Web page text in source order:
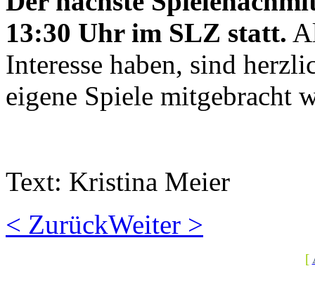
13:30 Uhr im SLZ statt.
Interesse haben, sind
eigene Spiele mitgebracht
Text: Kristina Meier
< ZurückWeiter >
[